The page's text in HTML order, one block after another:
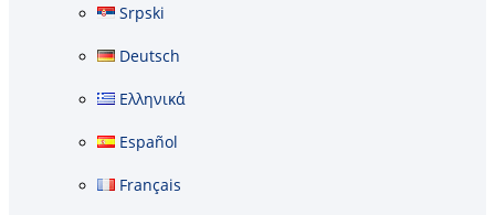
Srpski
Deutsch
Ελληνικά
Español
Français